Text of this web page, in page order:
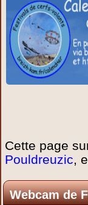
Cette page
Pouldreuzic,
Webcam de